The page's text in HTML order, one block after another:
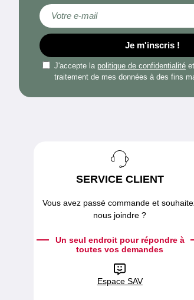
Inscription à notre lettre d’information :
Je m'inscris !
J'accepte la politique de confidentialité
traitement de mes données à des fins
SERVICE CLIENT
Vous avez passé commande et
nous joindre ?
Un seul endroit pour répondre à
toutes vos demandes
Espace SAV